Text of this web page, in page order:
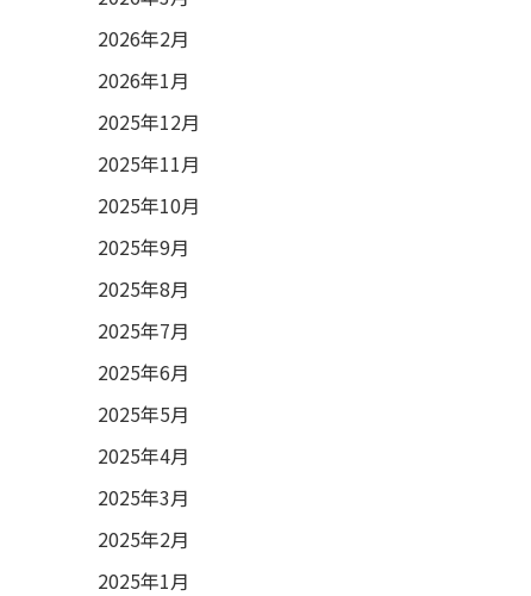
2026年2月
2026年1月
2025年12月
2025年11月
2025年10月
2025年9月
2025年8月
2025年7月
2025年6月
2025年5月
2025年4月
2025年3月
2025年2月
2025年1月